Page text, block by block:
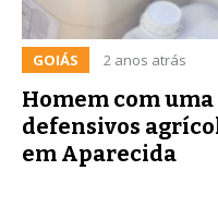
GOIÁS 2 anos atrás
Homem com
defensivos
em Aparecida